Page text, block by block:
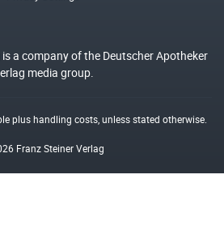
a company of the Deutscher Apotheker
media group.
plushandling costs, unless stated otherwise.
Franz Steiner Verlag